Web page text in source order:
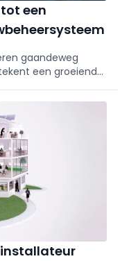
een
gaandeweg
een groeiende